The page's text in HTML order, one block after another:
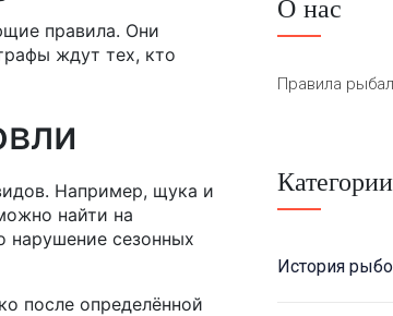
правила. Они
ждут тех, кто
Например, щука и
найти на
нарушение сезонных
после определённой
О нас
Правила
Категории
История